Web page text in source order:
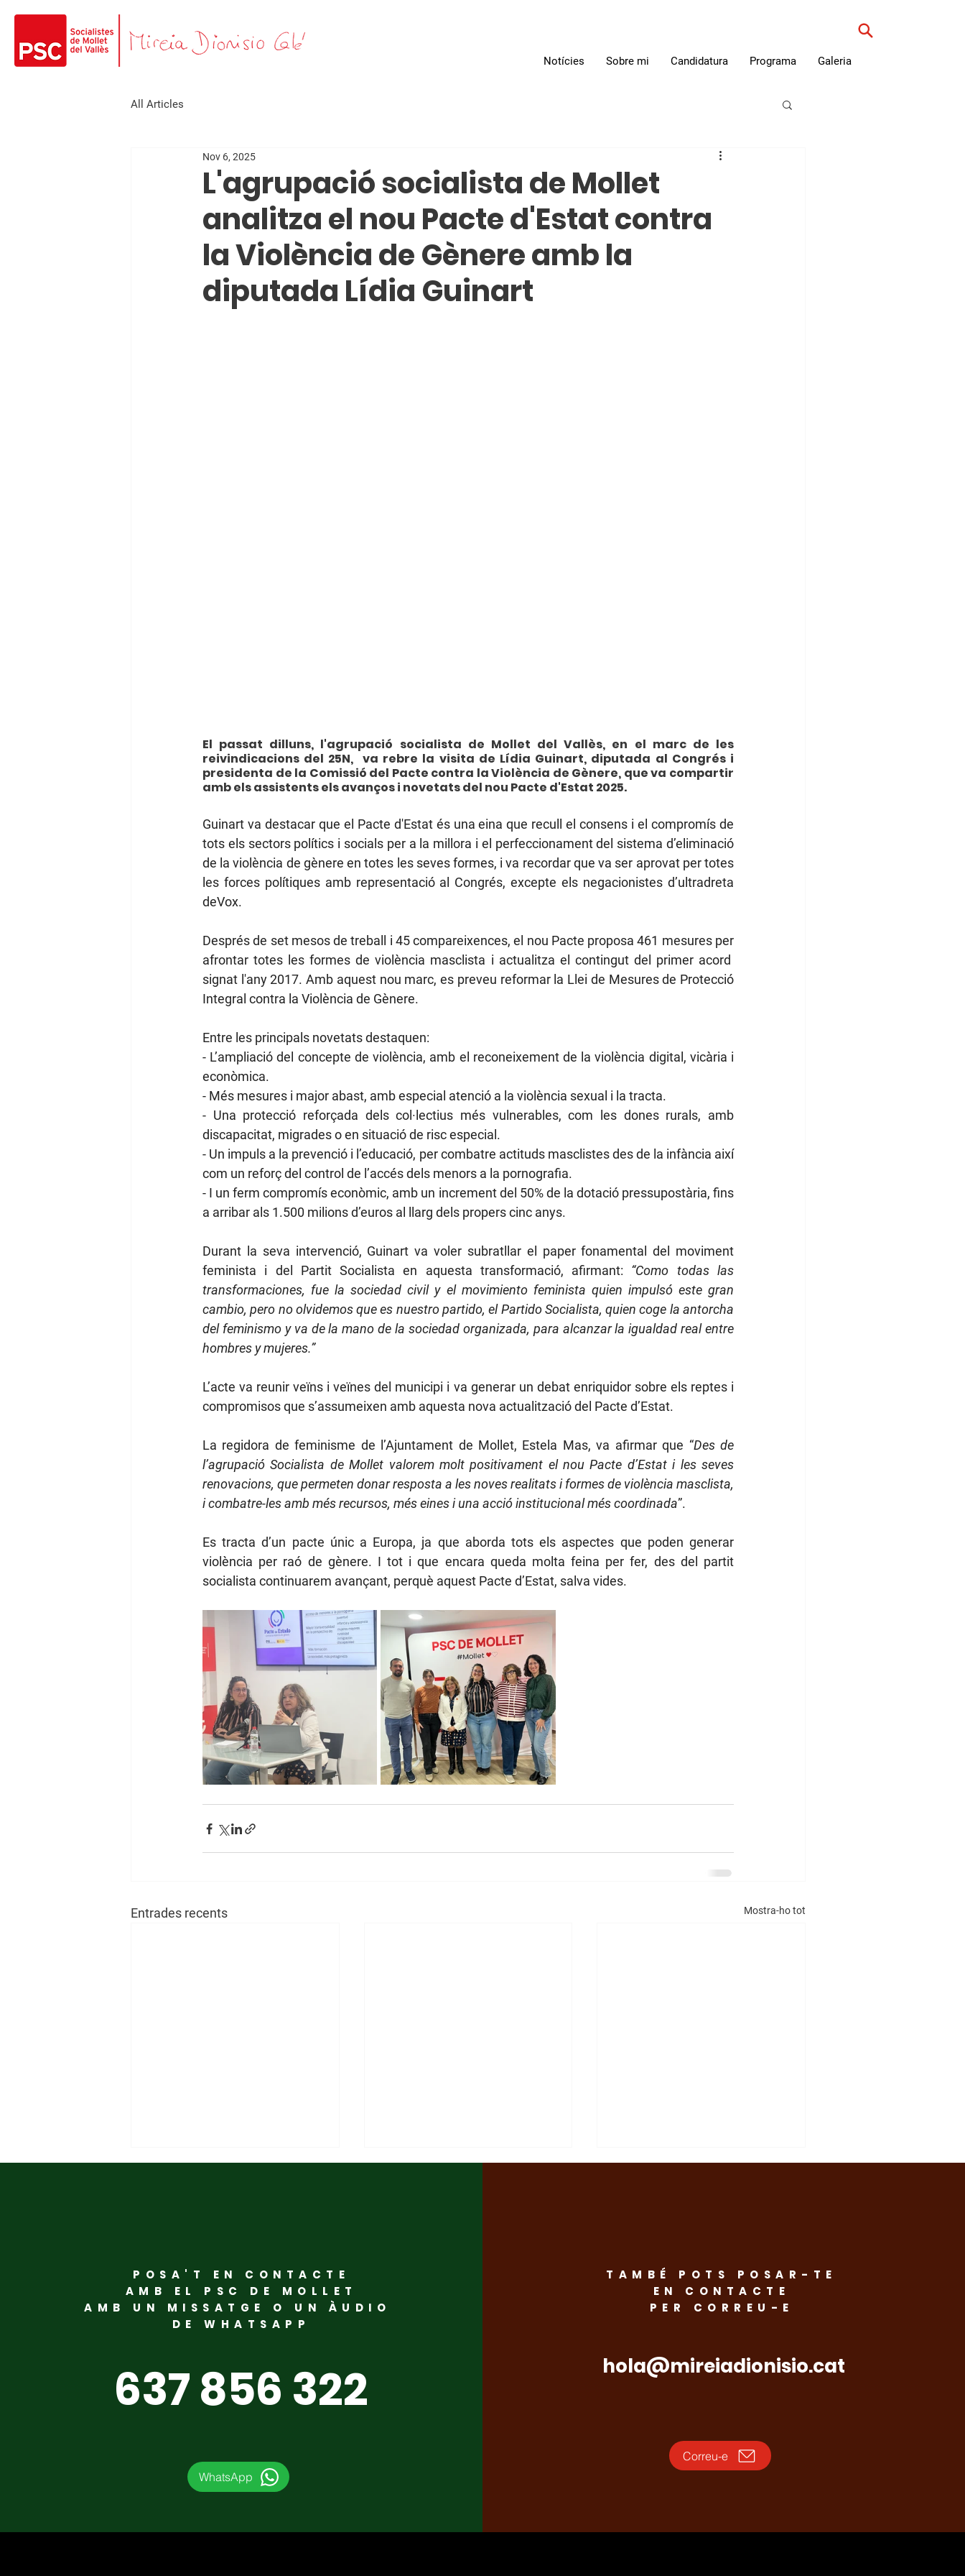
Notícies Sobre mi Candidatura Programa Galeria
All Articles
L'agrupació socialista de Mollet
analitza el nou Pacte d'Estat contra
la Violència de Gènere amb la
diputada Lídia Guinart
Nov 6, 2025
El passat dilluns, l'agrupació socialista de Mollet del Vallès, en el marc de les
reivindicacions del 25N,  va rebre la visita de Lídia Guinart, diputada al Congrés i
presidenta de la Comissió del Pacte contra la Violència de Gènere, que va compartir
amb els assistents els avanços i novetats del nou Pacte d'Estat 2025.
Guinart va destacar que el Pacte d'Estat és una eina que recull el consens i el compromís de
tots els sectors polítics i socials per a la millora i el perfeccionament del sistema d’eliminació
de la violència de gènere en totes les seves formes, i va recordar que va ser aprovat per totes
les forces polítiques amb representació al Congrés, excepte els negacionistes d’ultradreta
deVox.
Després de set mesos de treball i 45 compareixences, el nou Pacte proposa 461 mesures per
afrontar totes les formes de violència masclista i actualitza el contingut del primer acord
signat l'any 2017. Amb aquest nou marc, es preveu reformar la Llei de Mesures de Protecció
Integral contra la Violència de Gènere.
Entre les principals novetats destaquen:
- L’ampliació del concepte de violència, amb el reconeixement de la violència digital, vicària i
econòmica.
- Més mesures i major abast, amb especial atenció a la violència sexual i la tracta.
- Una protecció reforçada dels col·lectius més vulnerables, com les dones rurals, amb
discapacitat, migrades o en situació de risc especial.
- Un impuls a la prevenció i l’educació, per combatre actituds masclistes des de la infància així
com un reforç del control de l’accés dels menors a la pornografia.
- I un ferm compromís econòmic, amb un increment del 50% de la dotació pressupostària, fins
a arribar als 1.500 milions d’euros al llarg dels propers cinc anys.
Durant la seva intervenció, Guinart va voler subratllar el paper fonamental del moviment
feminista i del Partit Socialista en aquesta transformació, afirmant:
“Como todas las
transformaciones, fue la sociedad civil y el movimiento feminista quien impulsó este gran
cambio, pero no olvidemos que es nuestro partido, el Partido Socialista, quien coge la antorcha
del feminismo y va de la mano de la sociedad organizada, para alcanzar la igualdad real entre
hombres y mujeres.”
L’acte va reunir veïns i veïnes del municipi i va generar un debat enriquidor sobre els reptes i
compromisos que s’assumeixen amb aquesta nova actualització del Pacte d’Estat.
La regidora de feminisme de l’Ajuntament de Mollet, Estela Mas, va afirmar que “Des de
l’agrupació Socialista de Mollet valorem molt positivament el nou Pacte d’Estat i les seves
renovacions, que permeten donar resposta a les noves realitats i formes de violència masclista,
i combatre-les amb més recursos, més eines i una acció institucional més coordinada”.
Es tracta d’un pacte únic a Europa, ja que aborda tots els aspectes que poden generar
violència per raó de gènere. I tot i que encara queda molta feina per fer, des del partit
socialista continuarem avançant, perquè aquest Pacte d’Estat, salva vides.
Entrades recents Mostra-ho tot
Mollet acull la
constitució del Consell
LGTBI del PSC del Vallès
ni a cop de titular ni a
Homenatge i dignitat: El
PSC de Mollet recorda
POSA'T EN CONTACTE
AMB EL PSC DE MOLLET
AMB UN MISSATGE O UN ÀUDIO
DE WHATSAPP
637 856 322
WhatsApp
TAMBÉ POTS POSAR-TE
EN CONTACTE
PER CORREU-E
hola@mireiadionisio.cat
Correu-e